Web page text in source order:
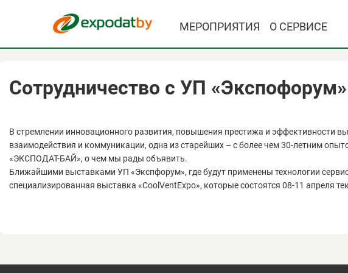
МЕРОПРИЯТИЯ О СЕРВИСЕ
Сотрудничество с УП «Экспофорум»
В стремлении инновационного развития, повышения престижа и эффективности
взаимодействия и коммуникации, одна из старейших – с более чем 30-летним
«ЭКСПОДАТ-БАЙ», о чем мы рады объявить.
Ближайшими выставками УП «Экспфорум», где будут применены технологии
специализированная выставка «CoolVentExpo», которые состоятся 08-11 апреля